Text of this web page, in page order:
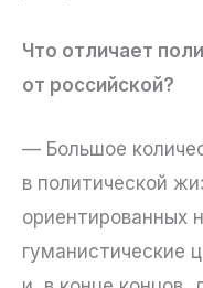
Что отличает
от российской?
— Большое
в политической
ориентированных
гуманистические